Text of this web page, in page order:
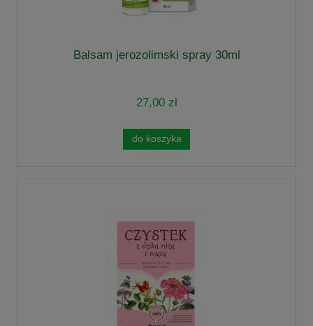
Balsam jerozolimski spray 30ml
27,00 zł
do koszyka